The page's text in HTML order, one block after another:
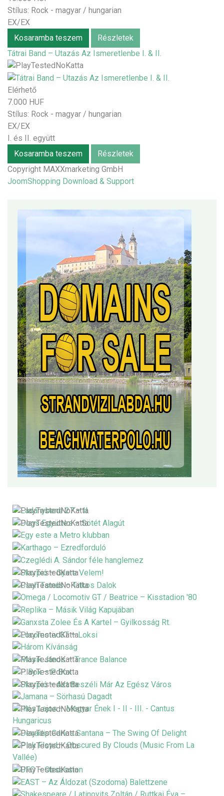
Stílus: Rock - magyar / hungarian
EX/EX
Kosaramba teszem
Részletek
Tátrai Band – Utazás Az Ismeretlenbe I. & II.
Elérhető
7.000 HUF
Stílus: Rock - magyar / hungarian
EX/EX
I. és II. együtt
Kosaramba teszem
Részletek
Copyright MAXXmarketing GmbH
JoomShopping Download & Support